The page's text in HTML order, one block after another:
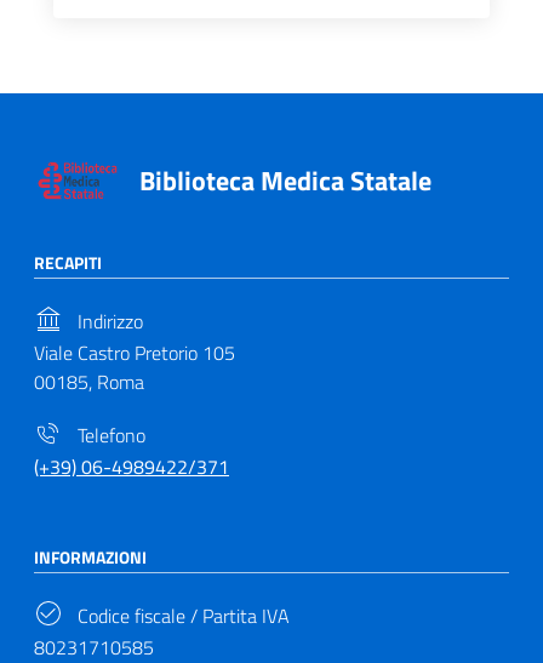
Biblioteca Medica Statale
RECAPITI
Indirizzo
Viale Castro Pretorio 105
00185, Roma
Telefono
(+39) 06-4989422/371
INFORMAZIONI
Codice fiscale / Partita IVA
80231710585